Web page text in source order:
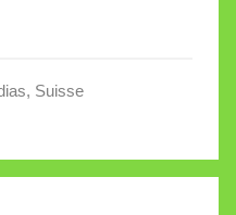
, Suisse